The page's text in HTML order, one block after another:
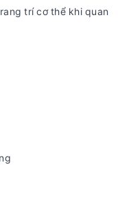
trí cơ thể khi quan